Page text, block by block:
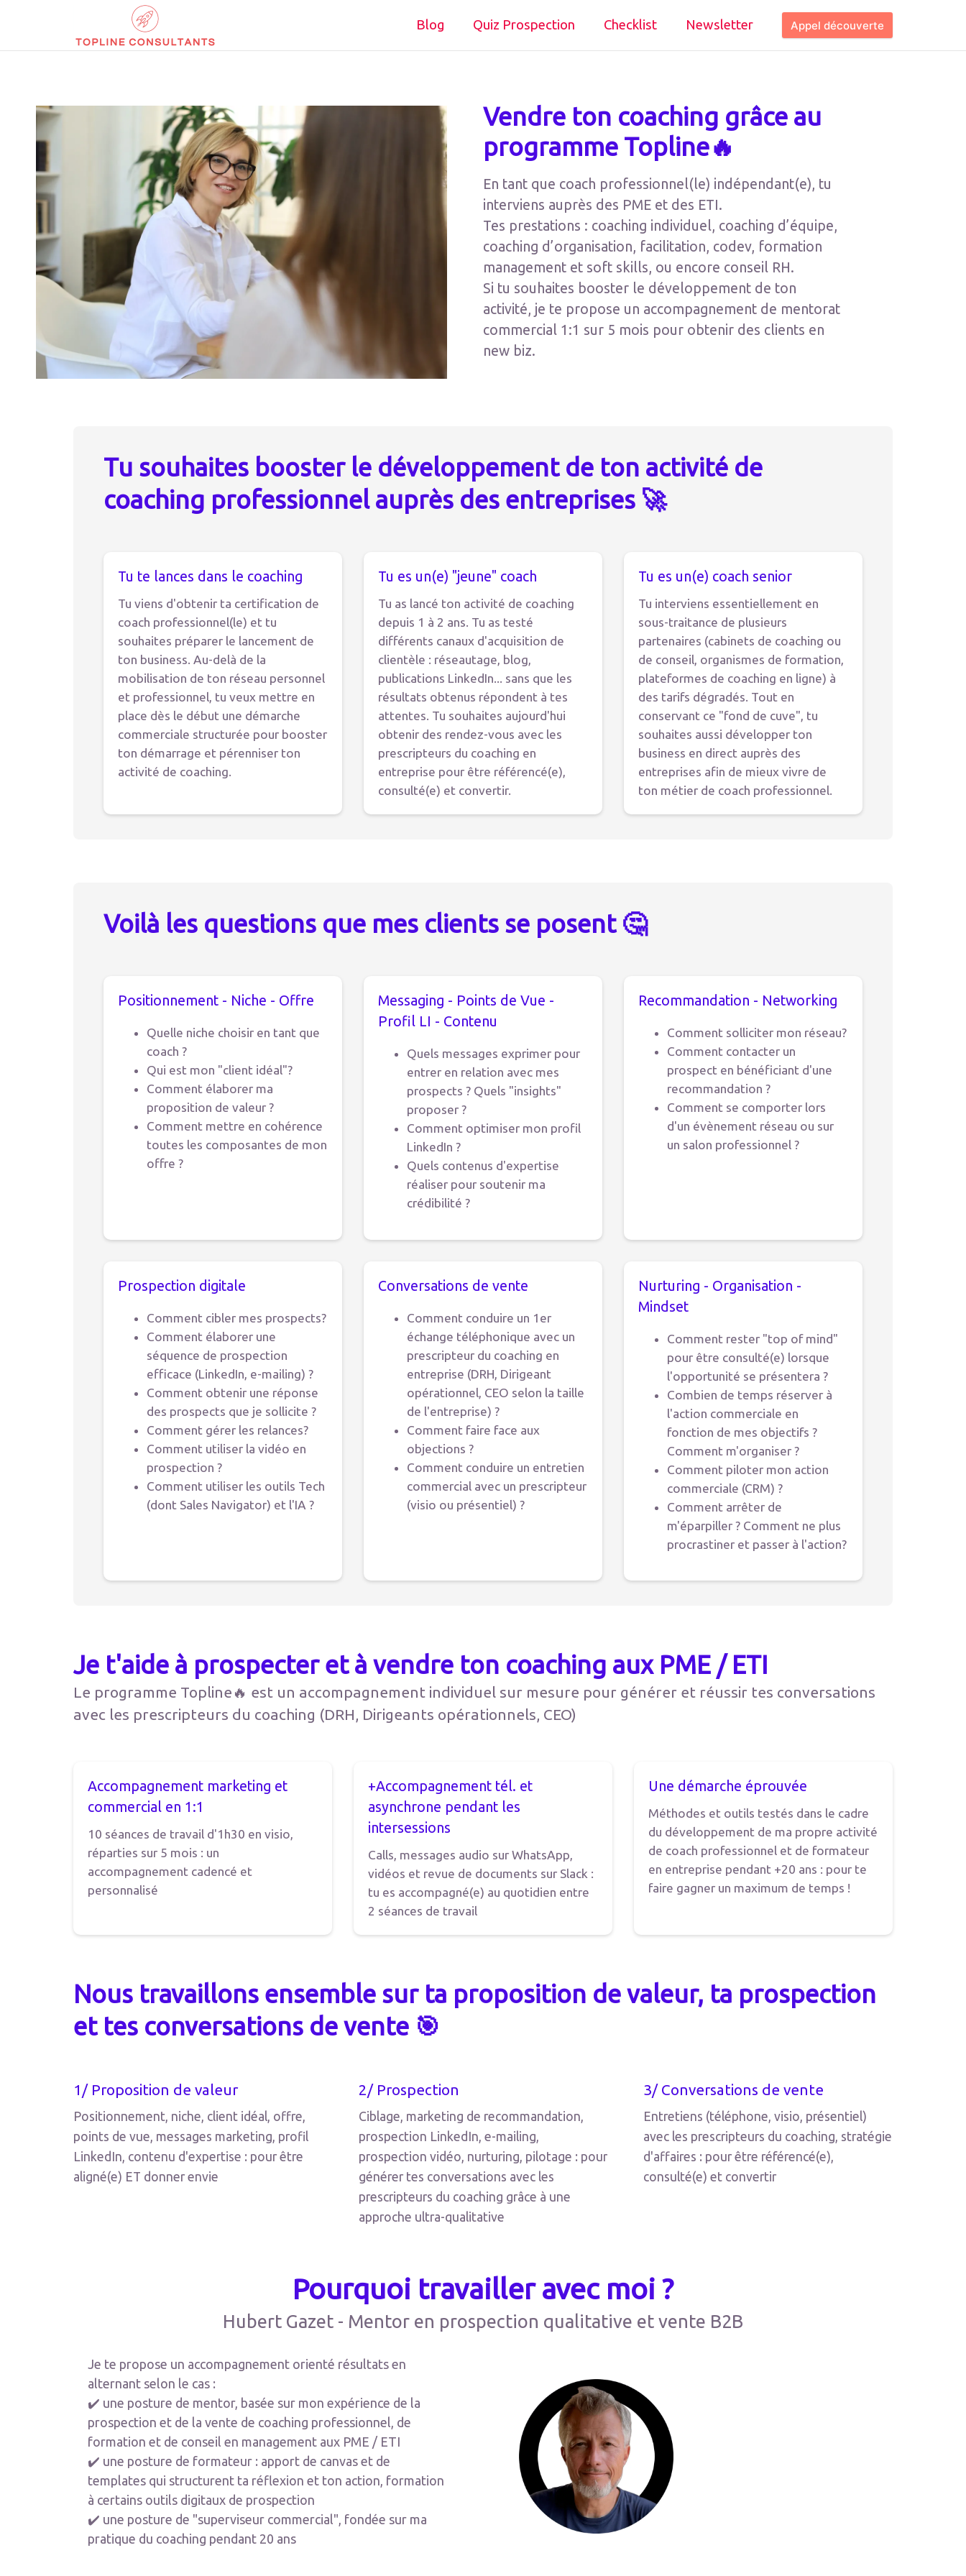
Blog Quiz Prospection Checklist Newsletter Appel découverte
Vendre ton coaching grâce au
programme Topline🔥
En tant que coach professionnel(le) indépendant(e), tu
interviens auprès des PME et des ETI.
Tes prestations : coaching individuel, coaching d’équipe,
coaching d’organisation, facilitation, codev, formation
management et soft skills, ou encore conseil RH.
Si tu souhaites booster le développement de ton
activité, je te propose un accompagnement de mentorat
commercial 1:1 sur 5 mois pour obtenir des clients en
new biz.
Tu souhaites booster le développement de ton activité de
coaching professionnel auprès des entreprises 🚀
Tu te lances dans le coaching
Tu viens d'obtenir ta certification de
coach professionnel(le) et tu
souhaites préparer le lancement de
ton business. Au-delà de la
mobilisation de ton réseau personnel
et professionnel, tu veux mettre en
place dès le début une démarche
commerciale structurée pour booster
ton démarrage et pérenniser ton
activité de coaching.
Tu es un(e) "jeune" coach
Tu as lancé ton activité de coaching
depuis 1 à 2 ans. Tu as testé
différents canaux d'acquisition de
clientèle : réseautage, blog,
publications LinkedIn... sans que les
résultats obtenus répondent à tes
attentes. Tu souhaites aujourd'hui
obtenir des rendez-vous avec les
prescripteurs du coaching en
entreprise pour être référencé(e),
consulté(e) et convertir.
Tu es un(e) coach senior
Tu interviens essentiellement en
sous-traitance de plusieurs
partenaires (cabinets de coaching ou
de conseil, organismes de formation,
plateformes de coaching en ligne) à
des tarifs dégradés. Tout en
conservant ce "fond de cuve", tu
souhaites aussi développer ton
business en direct auprès des
entreprises afin de mieux vivre de
ton métier de coach professionnel.
Voilà les questions que mes clients se posent 🤔
Positionnement - Niche - Offre
Quelle niche choisir en tant que
coach ?
Qui est mon "client idéal"?
Comment élaborer ma
proposition de valeur ?
Comment mettre en cohérence
toutes les composantes de mon
offre ?
Messaging - Points de Vue -
Profil LI - Contenu
Quels messages exprimer pour
entrer en relation avec mes
prospects ? Quels "insights"
proposer ?
Comment optimiser mon profil
LinkedIn ?
Quels contenus d'expertise
réaliser pour soutenir ma
crédibilité ?
Recommandation - Networking
Comment solliciter mon réseau?
Comment contacter un
prospect en bénéficiant d'une
recommandation ?
Comment se comporter lors
d'un évènement réseau ou sur
un salon professionnel ?
Prospection digitale
Comment cibler mes prospects?
Comment élaborer une
séquence de prospection
efficace (LinkedIn, e-mailing) ?
Comment obtenir une réponse
des prospects que je sollicite ?
Comment gérer les relances?
Comment utiliser la vidéo en
prospection ?
Comment utiliser les outils Tech
(dont Sales Navigator) et l'IA ?
Conversations de vente
Comment conduire un 1er
échange téléphonique avec un
prescripteur du coaching en
entreprise (DRH, Dirigeant
opérationnel, CEO selon la taille
de l'entreprise) ?
Comment faire face aux
objections ?
Comment conduire un entretien
commercial avec un prescripteur
(visio ou présentiel) ?
Nurturing - Organisation -
Mindset
Comment rester "top of mind"
pour être consulté(e) lorsque
l'opportunité se présentera ?
Combien de temps réserver à
l'action commerciale en
fonction de mes objectifs ?
Comment m'organiser ?
Comment piloter mon action
commerciale (CRM) ?
Comment arrêter de
m'éparpiller ? Comment ne plus
procrastiner et passer à l'action?
Je t'aide à prospecter et à vendre ton coaching aux PME / ETI
Le programme Topline🔥 est un accompagnement individuel sur mesure pour générer et réussir tes conversations
avec les prescripteurs du coaching (DRH, Dirigeants opérationnels, CEO)
Accompagnement marketing et
commercial en 1:1
10 séances de travail d'1h30 en visio,
réparties sur 5 mois : un
accompagnement cadencé et
personnalisé
+Accompagnement tél. et
asynchrone pendant les
intersessions
Calls, messages audio sur WhatsApp,
vidéos et revue de documents sur Slack :
tu es accompagné(e) au quotidien entre
2 séances de travail
Une démarche éprouvée
Méthodes et outils testés dans le cadre
du développement de ma propre activité
de coach professionnel et de formateur
en entreprise pendant +20 ans : pour te
faire gagner un maximum de temps !
Nous travaillons ensemble sur ta proposition de valeur, ta prospection
et tes conversations de vente 🎯
1/ Proposition de valeur
Positionnement, niche, client idéal, offre,
points de vue, messages marketing, profil
LinkedIn, contenu d'expertise : pour être
aligné(e) ET donner envie
2/ Prospection
Ciblage, marketing de recommandation,
prospection LinkedIn, e-mailing,
prospection vidéo, nurturing, pilotage : pour
générer tes conversations avec les
prescripteurs du coaching grâce à une
approche ultra-qualitative
3/ Conversations de vente
Entretiens (téléphone, visio, présentiel)
avec les prescripteurs du coaching, stratégie
d'affaires : pour être référencé(e),
consulté(e) et convertir
Pourquoi travailler avec moi ?
Hubert Gazet - Mentor en prospection qualitative et vente B2B
Je te propose un accompagnement orienté résultats en
alternant selon le cas :
✔️ une posture de mentor, basée sur mon expérience de la
prospection et de la vente de coaching professionnel, de
formation et de conseil en management aux PME / ETI
✔️ une posture de formateur : apport de canvas et de
templates qui structurent ta réflexion et ton action, formation
à certains outils digitaux de prospection
✔️ une posture de "superviseur commercial", fondée sur ma
pratique du coaching pendant 20 ans